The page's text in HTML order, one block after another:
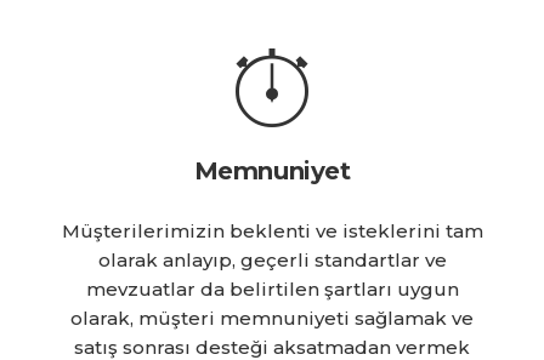
Memnuniyet
Müşterilerimizin beklenti ve isteklerini tam
olarak anlayıp, geçerli standartlar ve
mevzuatlar da belirtilen şartları uygun
olarak, müşteri memnuniyeti sağlamak ve
satış sonrası desteği aksatmadan vermek